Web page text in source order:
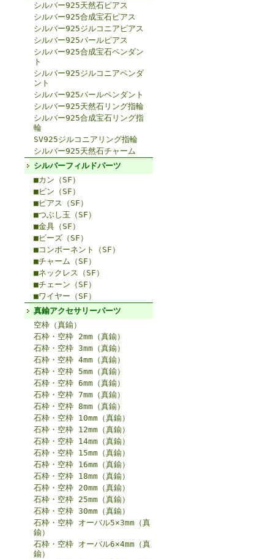
シルバー925天然石ピアス
シルバー925合成宝石ピアス
シルバー925ジルコニアピアス
シルバー925パールピアス
シルバー925合成宝石ペンダン
ト
シルバー925ジルコニアペンダ
ント
シルバー925パールペンダント
シルバー925天然石リング指輪
シルバー925合成宝石リング指
輪
SV925ジルコニアリング指輪
シルバー925天然石チャーム
シルバーフィルドパーツ
■カン（SF）
■ピン（SF）
■ピアス（SF）
■つぶし玉（SF）
■金具（SF）
■ビーズ（SF）
■コンポーネント（SF）
■チャーム（SF）
■ネックレス（SF）
■チェーン（SF）
■ワイヤー（SF）
真鍮アクセサリーパーツ
空枠（真鍮）
石枠・空枠 2mm（真鍮）
石枠・空枠 3mm（真鍮）
石枠・空枠 4mm（真鍮）
石枠・空枠 5mm（真鍮）
石枠・空枠 6mm（真鍮）
石枠・空枠 7mm（真鍮）
石枠・空枠 8mm（真鍮）
石枠・空枠 10mm（真鍮）
石枠・空枠 12mm（真鍮）
石枠・空枠 14mm（真鍮）
石枠・空枠 15mm（真鍮）
石枠・空枠 16mm（真鍮）
石枠・空枠 18mm（真鍮）
石枠・空枠 20mm（真鍮）
石枠・空枠 25mm（真鍮）
石枠・空枠 30mm（真鍮）
石枠・空枠 オーバル5×3mm（真
鍮）
石枠・空枠 オーバル6×4mm（真
鍮）